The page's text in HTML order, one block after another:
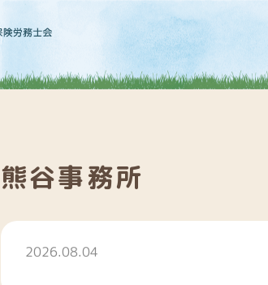
熊谷事務所
2026.08.04